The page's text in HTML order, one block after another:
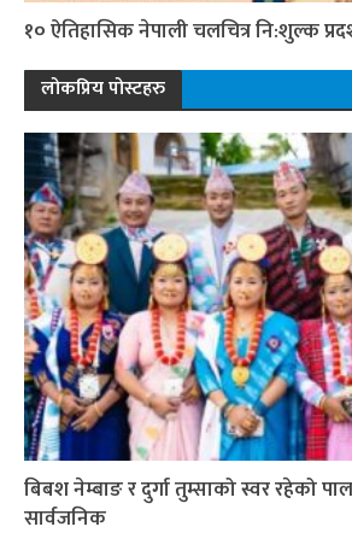
१० ऐतिहासिक नेपाली चलचित्र नि:शुल्क
लोकप्रिय पोस्टहरु
बिबश नेम्बाङ र दुर्गा तुम्साको स्वर रहेको
सार्वजनिक